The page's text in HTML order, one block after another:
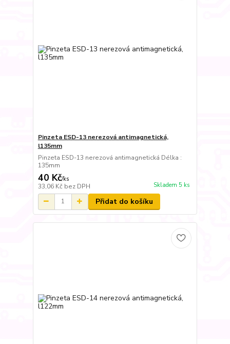
Pinzeta ESD-13 nerezová antimagnetická,
l135mm
Pinzeta ESD-13 nerezová antimagnetická Délka :
135mm
40 Kč/ks
33,06 Kč bez DPH Skladem 5 ks
Přidat do košíku